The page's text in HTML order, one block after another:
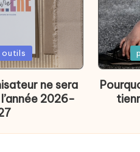
ne sera
2026-
in